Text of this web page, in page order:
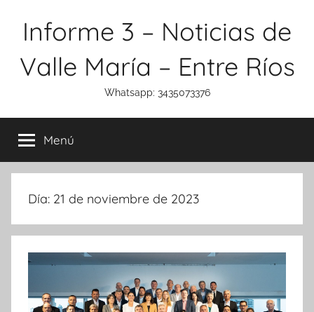
Informe 3 – Noticias de
Valle María – Entre Ríos
Whatsapp: 3435073376
Menú
Día: 21 de noviembre de 2023